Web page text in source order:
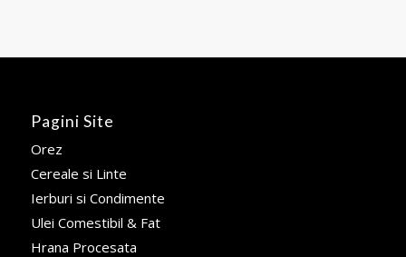
Pagini Site
Orez
Cereale si Linte
Ierburi si Condimente
Ulei Comestibil & Fat
Hrana Procesata